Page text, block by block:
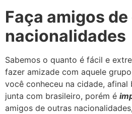
Faça amigos
nacionalidades
Sabemos o quanto é fácil e
fazer amizade com aquele
você conheceu na cidade, afinal
junta com brasileiro, porém é
amigos de outras